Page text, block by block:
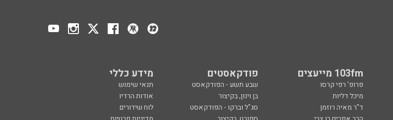
103fm מייעצים פודקאסטים מידע כללי
פרופ' רפי קרסו שבע תשע - הפודקאסט
תנאי שימוש
מיכל דליות בן וינון, בקיצור
אודות הרדיו
ד"ר מאיה רוזמן סג"ל וברקו - הפודקאסט
לוח שידורים